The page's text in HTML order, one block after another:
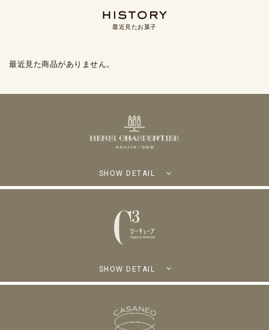
最近見たお菓子
最近見た商品がありません。
SHOW DETAIL
SHOW DETAIL